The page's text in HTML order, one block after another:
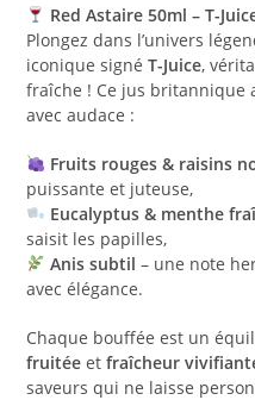
Red Astaire 50ml – T-
Plongez dans l’univers
iconique signéT-Juice,
fraîche ! Ce jus britannique
avec audace :
Fruits rouges & raisins
puissante et juteuse,
Eucalyptus & menthe
saisit les papilles,
Anis subtil – une note
avec élégance.
Chaque bouffée est un
fruitée etfraîcheur
saveurs qui ne laisse